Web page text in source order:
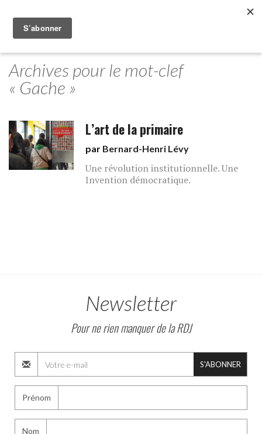
Archives pour le mot-clef
« Gache »
L’art de la primaire
par Bernard-Henri Lévy
Une révolution institutionnelle. Une
Invention démocratique.
Newsletter
Pour ne rien manquer de la RDJ
S'ABONNER
Prénom
Nom